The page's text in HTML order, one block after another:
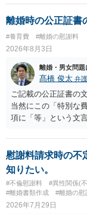
離婚時の公正証書
#養育費 #離婚の慰謝料
2026年8月3日
離婚・男女問
髙橋 俊太 弁
ご記載の公正証書の
当然にこの「特別な
項に「等」という文
れていますので、通
療費その他これに類
です。したがって、
ついてまで、「この
は言いにくいと思わ
担すべきかについて
慰謝料請求時の不
知りたい。
#不倫慰謝料 #異性関係(
#離婚書類作成
#離婚の慰
2026年7月29日